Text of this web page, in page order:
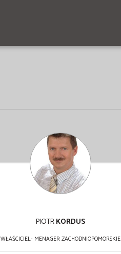
PIOTRKORDUS
WŁAŚCICIEL- MENAGER ZACHODNIOPOMORSKIE